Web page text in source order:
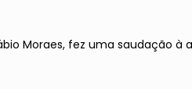
Moraes, fez uma saudação à